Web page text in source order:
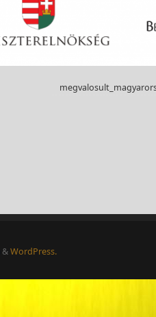
&WordPress.